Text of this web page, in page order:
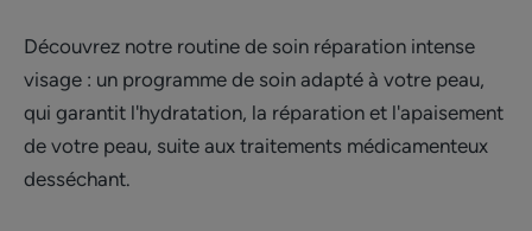
Découvrez notre routine de soin réparation intense
visage : un programme de soin adapté à votre peau,
qui garantit l'hydratation, la réparation et l'apaisement
de votre peau, suite aux traitements médicamenteux
desséchant.